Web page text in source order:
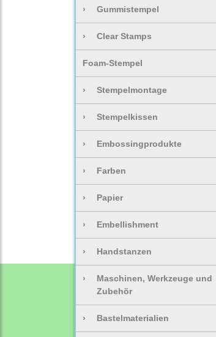
› Gummistempel
› Clear Stamps
Foam-Stempel
› Stempelmontage
› Stempelkissen
› Embossingprodukte
› Farben
› Papier
› Embellishment
› Handstanzen
›
Maschinen, Werkzeuge und
Zubehör
› Bastelmaterialien